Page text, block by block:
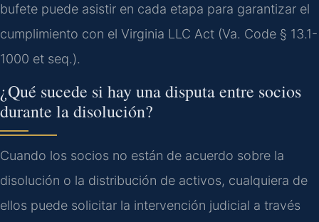
bufete puede asistir en cada etapa para garantizar el
cumplimiento con el Virginia LLC Act (Va. Code § 13.1-
1000 et seq.).
¿Qué sucede si hay una disputa entre socios
durante la disolución?
Cuando los socios no están de acuerdo sobre la
disolución o la distribución de activos, cualquiera de
ellos puede solicitar la intervención judicial a través